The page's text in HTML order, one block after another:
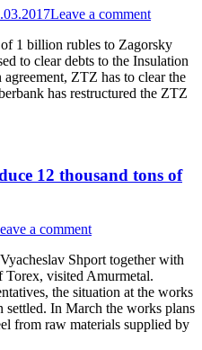
Leave a comment
1 billion rubles to Zagorsky
to clear debts to the Insulation
ZTZ has to clear the
has restructured the ZTZ
12 thousand tons of
a comment
Shport together with
Torex, visited Amurmetal.
the situation at the works
settled. In March the works plans
from raw materials supplied by